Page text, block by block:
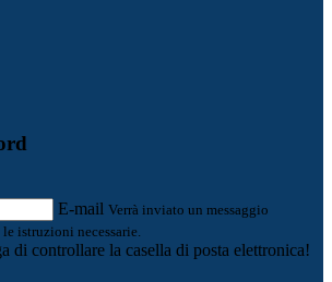
E-mail Verrà inviato un messaggio
istruzioni necessarie.
di controllare la casella di posta elettronica!